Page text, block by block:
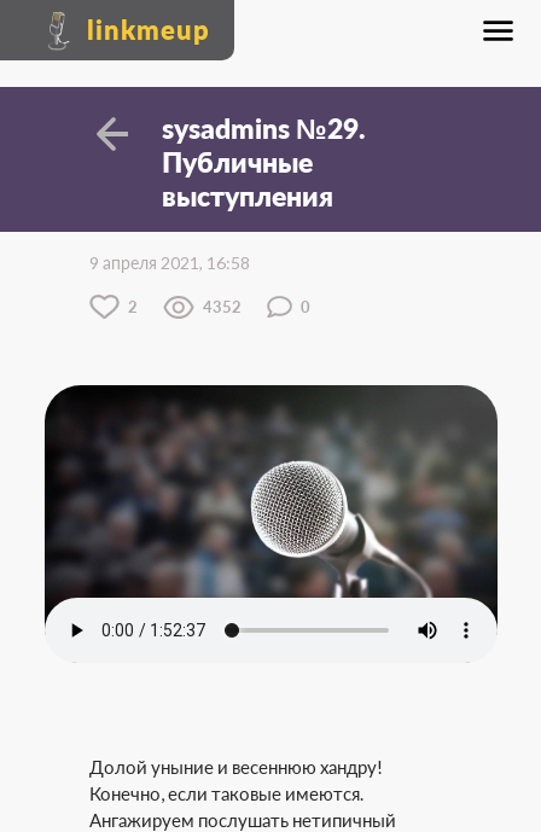
linkmeup
sysadmins №29.
Публичные
выступления
9 апреля 2021, 16:58
2 4352 0
Долой уныние и весеннюю хандру!
Конечно, если таковые имеются.
Ангажируем послушать нетипичный